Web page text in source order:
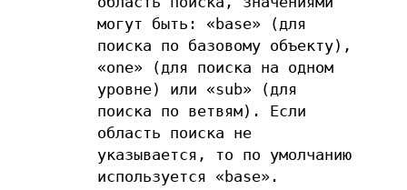
могут быть: «base» (для
поиска по базовому объекту),
«one» (для поиска на одном
уровне) или «sub» (для
поиска по ветвям). Если
область поиска не
указывается, то по умолчанию
используется «base».